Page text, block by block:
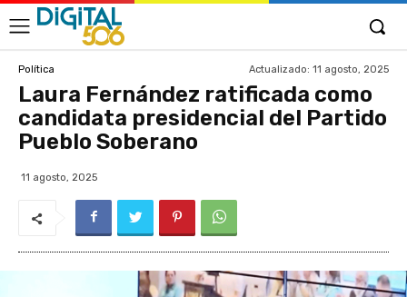
Política Actualizado: 11 agosto, 2025
Laura Fernández ratificada como
candidata presidencial del Partido
Pueblo Soberano
11 agosto, 2025